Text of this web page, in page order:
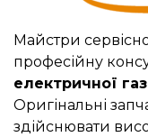
Майстри
професійну
електричної
Оригінальні
здійснювати